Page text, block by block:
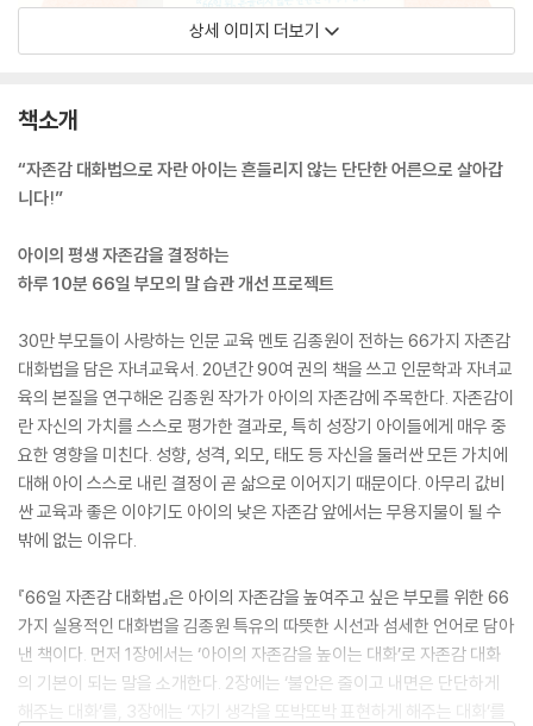
상세 이미지 더보기
책소개
“자존감 대화법으로 자란 아이는 흔들리지 않는 단단한 어른으로 살아갑
니다!”
아이의 평생 자존감을 결정하는
하루 10분 66일 부모의 말 습관 개선 프로젝트
30만 부모들이 사랑하는 인문 교육 멘토 김종원이 전하는 66가지 자존감
대화법을 담은 자녀교육서. 20년간 90여 권의 책을 쓰고 인문학과 자녀교
육의 본질을 연구해온 김종원 작가가 아이의 자존감에 주목한다. 자존감이
란 자신의 가치를 스스로 평가한 결과로, 특히 성장기 아이들에게 매우 중
요한 영향을 미친다. 성향, 성격, 외모, 태도 등 자신을 둘러싼 모든 가치에
대해 아이 스스로 내린 결정이 곧 삶으로 이어지기 때문이다. 아무리 값비
싼 교육과 좋은 이야기도 아이의 낮은 자존감 앞에서는 무용지물이 될 수
밖에 없는 이유다.
『66일 자존감 대화법』은 아이의 자존감을 높여주고 싶은 부모를 위한 66
가지 실용적인 대화법을 김종원 특유의 따뜻한 시선과 섬세한 언어로 담아
낸 책이다. 먼저 1장에서는 ‘아이의 자존감을 높이는 대화’로 자존감 대화
의 기본이 되는 말을 소개한다. 2장에는 ‘불안은 줄이고 내면은 단단하게
해주는 대화’를, 3장에는 ‘자기 생각을 또박또박 표현하게 해주는 대화’를